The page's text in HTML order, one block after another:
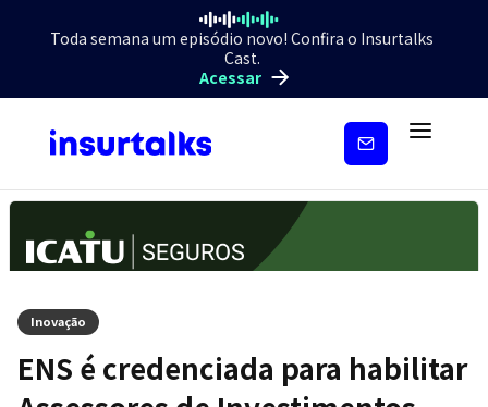
Toda semana um episódio novo! Confira o Insurtalks
Cast.
Acessar
Inscreva-
Inovação
ENS é credenciada para habilitar